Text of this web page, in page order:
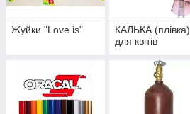
Жуйки "Love is"
КАЛЬКА (плівка)
для квітів